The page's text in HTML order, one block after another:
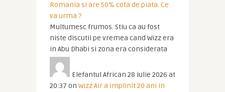
Romania si are 50% cota de piata. Ce
va urma ?
Multumesc frumos. Stiu ca au fost
niste discutii pe vremea cand Wizz era
in Abu Dhabi si zona era considerata
Elefantul African 28 iulie 2026 at
20:37 on Wizz Air a implinit 20 ani in